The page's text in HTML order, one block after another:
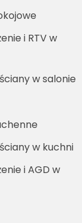
i RTV w
w salonie
w kuchni
i AGD w